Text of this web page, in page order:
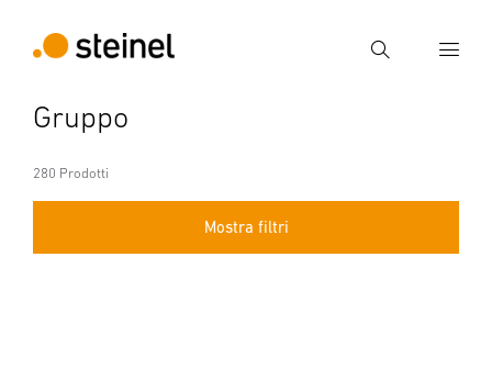
Ricerca
Gruppo
280 Prodotti
Mostra filtri